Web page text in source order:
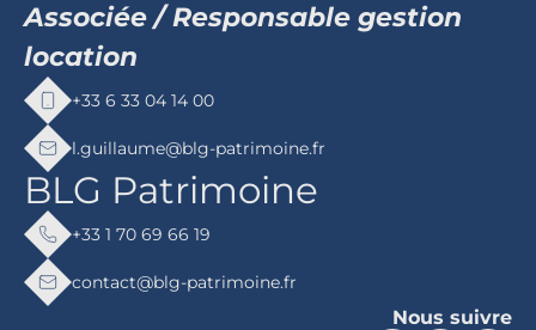
Associée / Responsable gestion
location
+33 6 33 04 14 00
l.guillaume@blg-patrimoine.fr
BLG Patrimoine
+33 1 70 69 66 19
contact@blg-patrimoine.fr
Nous suivre